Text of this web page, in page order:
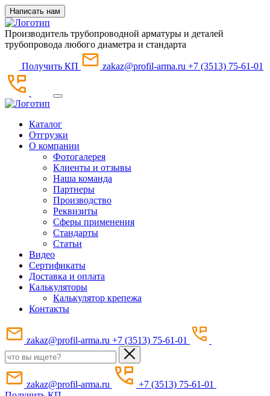
Написать нам
Производитель трубопроводной арматуры и деталей
трубопровода любого диаметра и стандарта
Получить КП zakaz@profil-arma.ru +7 (3513) 75-61-01
Каталог
Отгрузки
О компании
Фотогалерея
Клиенты и отзывы
Наша команда
Партнеры
Производство
Реквизиты
Сферы применения
Стандарты
Статьи
Видео
Сертификаты
Доставка и оплата
Калькуляторы
Калькулятор крепежа
Контакты
zakaz@profil-arma.ru +7 (3513) 75-61-01
zakaz@profil-arma.ru
+7 (3513) 75-61-01